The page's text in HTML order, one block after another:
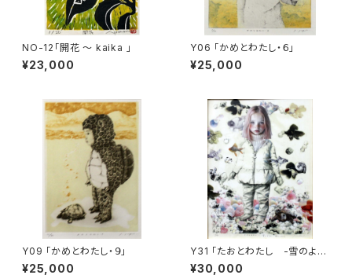
NO-12「開花 〜 kaika 」
¥23,000
Y06 「かめとわたし・６」
¥25,000
Y09 「かめとわたし・９」
¥25,000
Y31 「たおとわたし -雪のよう
に、綿のように-」
¥30,000